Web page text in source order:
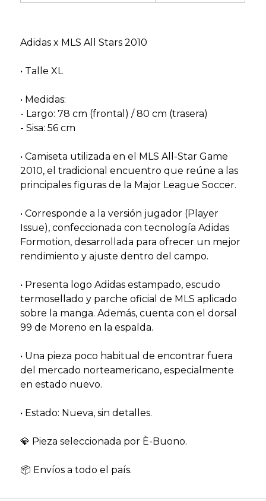
Adidas x MLS All Stars 2010
• Talle XL
• Medidas:
- Largo: 78 cm (frontal) / 80 cm (trasera)
- Sisa: 56 cm
• Camiseta utilizada en el MLS All-Star Game
2010, el tradicional encuentro que reúne a las
principales figuras de la Major League Soccer.
• Corresponde a la versión jugador (Player
Issue), confeccionada con tecnología Adidas
Formotion, desarrollada para ofrecer un mejor
rendimiento y ajuste dentro del campo.
• Presenta logo Adidas estampado, escudo
termosellado y parche oficial de MLS aplicado
sobre la manga. Además, cuenta con el dorsal
99 de Moreno en la espalda.
• Una pieza poco habitual de encontrar fuera
del mercado norteamericano, especialmente
en estado nuevo.
• Estado: Nueva, sin detalles.
💎 Pieza seleccionada por È-Buono.
📦 Envíos a todo el país.